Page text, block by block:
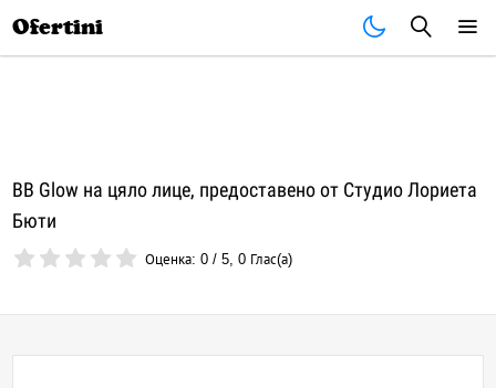
Ofertini
BB Glow на цяло лице, предоставено от Студио Лориета
Бюти
Оценка:0 /5,0 Глас(а)